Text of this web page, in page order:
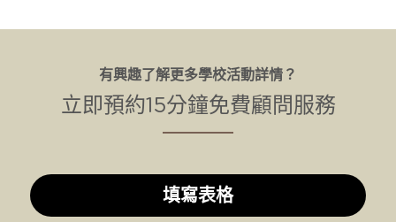
有興趣了解更多學校活動詳情？
立即預約15分鐘免費顧問服務
填寫表格